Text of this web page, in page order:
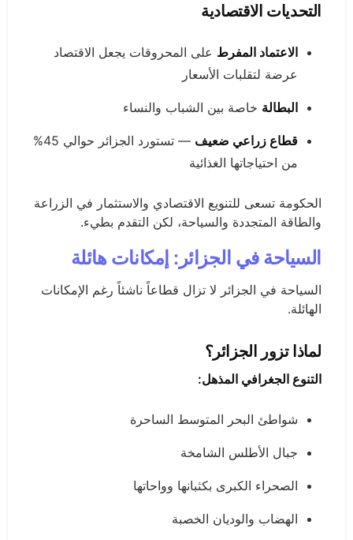
التحديات الاقتصادية
الاعتماد المفرط على المحروقات يجعل الاقتصاد
عرضة لتقلبات الأسعار
البطالة خاصة بين الشباب والنساء
قطاع زراعي ضعيف
— تستورد الجزائر حوالي 45%
من احتياجاتها الغذائية
الحكومة تسعى للتنويع الاقتصادي والاستثمار في الزراعة
والطاقة المتجددة والسياحة، لكن التقدم بطيء.
السياحة في الجزائر: إمكانات هائلة
السياحة في الجزائر لا تزال قطاعاً ناشئاً رغم الإمكانات
الهائلة.
لماذا تزور الجزائر؟
التنوع الجغرافي المذهل:
شواطئ البحر المتوسط الساحرة
جبال الأطلس الشامخة
الصحراء الكبرى بكثبانها وواحاتها
الهضاب والوديان الخصبة